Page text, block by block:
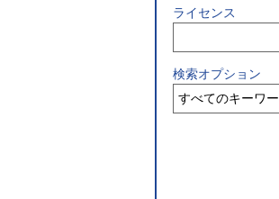
ライセンス
検索オプション